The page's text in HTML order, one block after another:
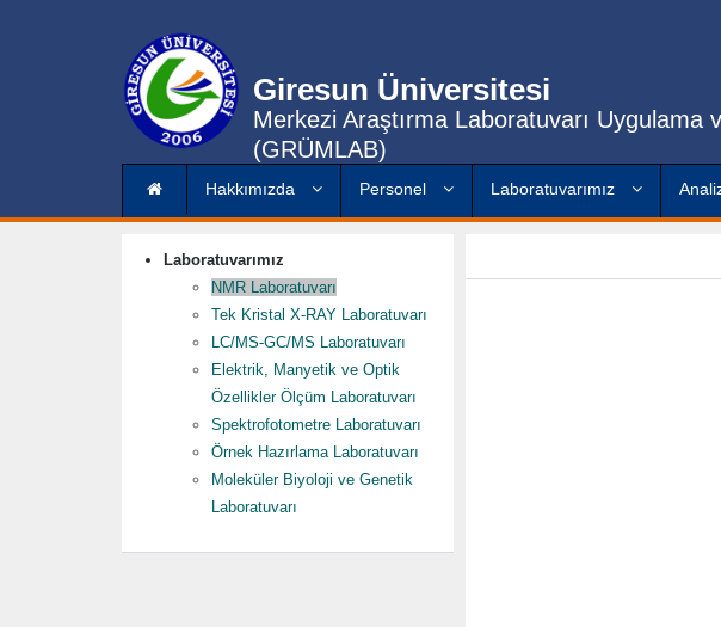
Giresun Üniversitesi
Merkezi Araştırma Laboratuvarı Uygulama
(GRÜMLAB)
Hakkımızda Personel Laboratuvarımız
Laboratuvarımız
NMR Laboratuvarı
Tek Kristal X-RAY Laboratuvarı
LC/MS-GC/MS Laboratuvarı
Elektrik, Manyetik ve Optik
Özellikler Ölçüm Laboratuvarı
Spektrofotometre Laboratuvarı
Örnek Hazırlama Laboratuvarı
Moleküler Biyoloji ve Genetik
Laboratuvarı